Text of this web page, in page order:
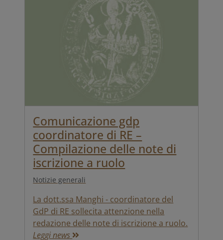
Comunicazione gdp
coordinatore di RE –
Compilazione delle note di
iscrizione a ruolo
Notizie generali
La dott.ssa Manghi - coordinatore del
GdP di RE sollecita attenzione nella
redazione delle note di iscrizione a ruolo.
Leggi news